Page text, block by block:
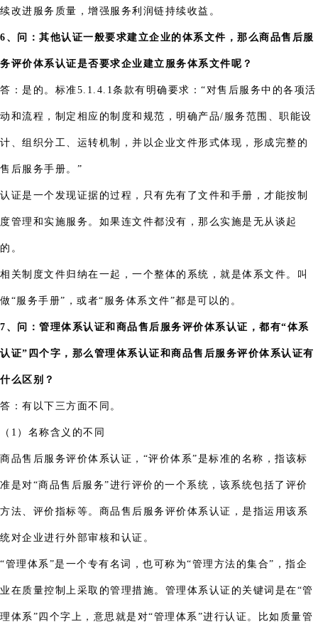
续改进服务质量，增强服务利润链持续收益。
6、问：其他认证一般要求建立企业的体系文件，那么商品售后服
务评价体系认证是否要求企业建立服务体系文件呢？
答：是的。标准5.1.4.1条款有明确要求：“对售后服务中的各项活
动和流程，制定相应的制度和规范，明确产品/服务范围、职能设
计、组织分工、运转机制，并以企业文件形式体现，形成完整的
售后服务手册。”
认证是一个发现证据的过程，只有先有了文件和手册，才能按制
度管理和实施服务。如果连文件都没有，那么实施是无从谈起
的。
相关制度文件归纳在一起，一个整体的系统，就是体系文件。叫
做“服务手册”，或者“服务体系文件”都是可以的。
7、问：管理体系认证和商品售后服务评价体系认证，都有“体系
认证”四个字，那么管理体系认证和商品售后服务评价体系认证有
什么区别？
答：有以下三方面不同。
（1）名称含义的不同
商品售后服务评价体系认证，“评价体系”是标准的名称，指该标
准是对“商品售后服务”进行评价的一个系统，该系统包括了评价
方法、评价指标等。商品售后服务评价体系认证，是指运用该系
统对企业进行外部审核和认证。
“管理体系”是一个专有名词，也可称为“管理方法的集合”，指企
业在质量控制上采取的管理措施。管理体系认证的关键词是在“管
理体系”四个字上，意思就是对“管理体系”进行认证。比如质量管